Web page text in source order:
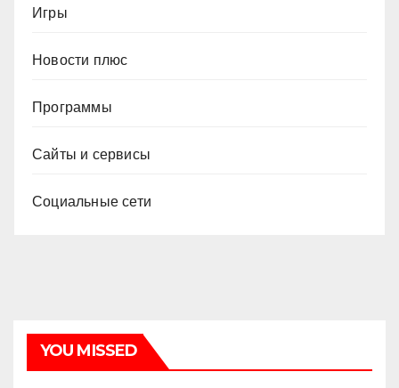
Игры
Новости плюс
Программы
Сайты и сервисы
Социальные сети
YOU MISSED